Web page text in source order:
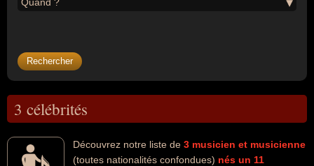
3 célébrités
Découvrez notre liste de 3 musicien et musicienne
(toutes nationalités confondues) nés un 11